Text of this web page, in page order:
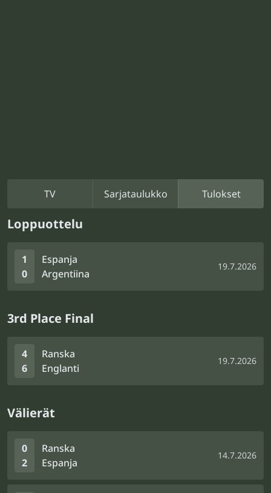
TV Sarjataulukko Tulokset
Loppuottelu
1
0
Espanja
Argentiina
19.7.2026
3rd Place Final
4
6
Ranska
Englanti
19.7.2026
Välierät
0
2
Ranska
Espanja
14.7.2026